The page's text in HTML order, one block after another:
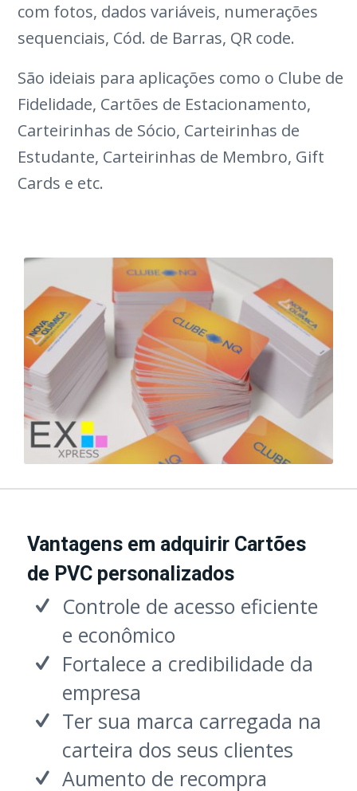
com fotos, dados variáveis, numerações
sequenciais, Cód. de Barras, QR code.
São ideiais para aplicações como o Clube de
Fidelidade, Cartões de Estacionamento,
Carteirinhas de Sócio, Carteirinhas de
Estudante, Carteirinhas de Membro, Gift
Cards e etc.
Vantagens em adquirir Cartões
de PVC personalizados
Controle de acesso eficiente
e econômico
Fortalece a credibilidade da
empresa
Ter sua marca carregada na
carteira dos seus clientes
Aumento de recompra